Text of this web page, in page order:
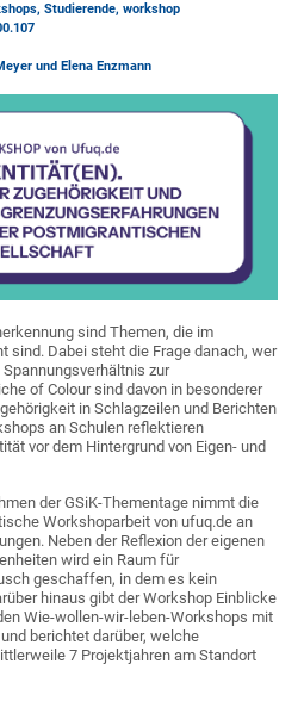
Studierende, workshop
und Elena Enzmann
sind Themen, die im
sind. Dabei steht die Frage danach, wer
zur
of Colour sind davon in besonderer
in Schlagzeilen und Berichten
an Schulen reflektieren
vor dem Hintergrund von Eigen- und
der GSiK-Thementage nimmt die
Workshoparbeit von ufuq.de an
Neben der Reflexion der eigenen
wird ein Raum für
geschaffen, in dem es kein
hinaus gibt der Workshop Einblicke
Wie-wollen-wir-leben-Workshops mit
berichtet darüber, welche
7 Projektjahren am Standort